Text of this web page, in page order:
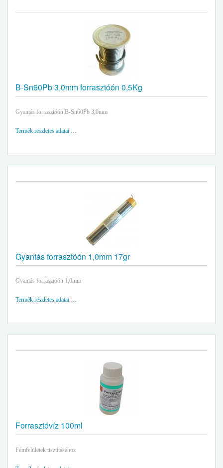
B-Sn60Pb 3,0mm forrasztóón 0,5Kg
Gyantás forrasztóón B-Sn60Pb 3,0mm
Termék részletes adatai …
Gyantás forrasztóón 1,0mm 17gr
Gyantás forrasztóón 1,0mm
Termék részletes adatai …
Forrasztóvíz 100ml
Fémfelületek tisztításához